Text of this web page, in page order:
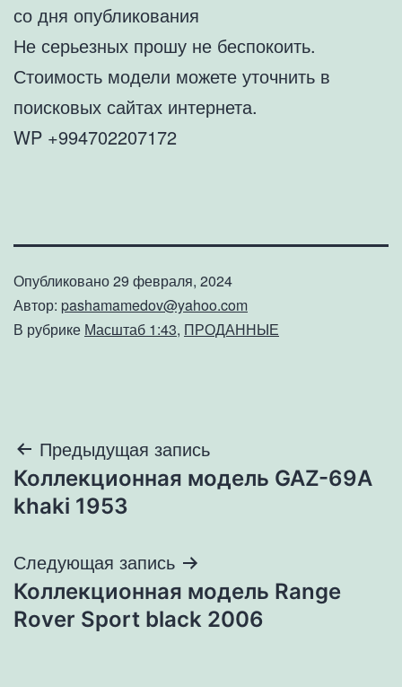
со дня опубликования
Не серьезных прошу не беспокоить.
Стоимость модели можете уточнить в
поисковых сайтах интернета.
WP +994702207172
Опубликовано29 февраля, 2024
Автор: pashamamedov@yahoo.com
В рубрике Масштаб 1:43, ПРОДАННЫЕ
Навигация
по
Предыдущая запись
Коллекционная модель GAZ-69A
khaki 1953
Следующая запись
Коллекционная модель Range
Rover Sport black 2006